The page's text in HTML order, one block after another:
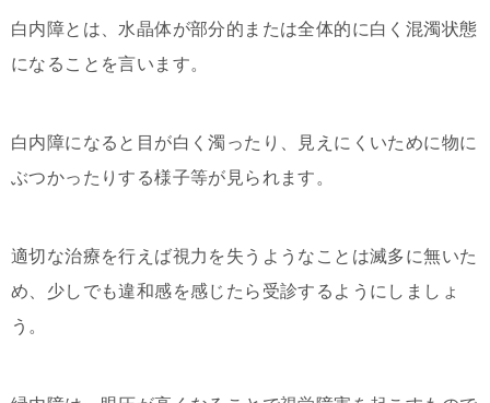
白内障とは、水晶体が部分的または全体的に白く混濁状態
になることを言います。
白内障になると目が白く濁ったり、見えにくいために物に
ぶつかったりする様子等が見られます。
適切な治療を行えば視力を失うようなことは滅多に無いた
め、少しでも違和感を感じたら受診するようにしましょ
う。